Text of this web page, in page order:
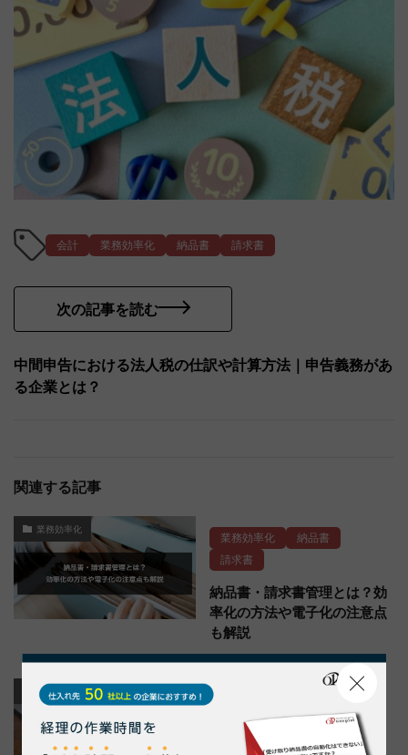
会計 業務効率化 納品書 請求書
次の記事を読む
中間申告における法人税の仕訳や計算方法｜申告義務があ
る企業とは？
関連する記事
業務効率化
業務効率化
納品書
請求書
納品書・請求書管理とは？効
率化の方法や電子化の注意点
も解説
DX
納品書・請求書の電子化から